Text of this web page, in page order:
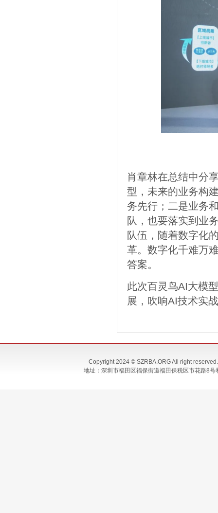
肖章林在总结中分
型，未来的业务构
务先行；二是业务
队，也要落实到业
队伍，随着数字化
革。数字化千难万
答案。
此次百灵鸟AI大模
展，吹响AI技术实
Copyright 2024 © SZRBA.ORG All right
地址：深圳市福田区福保街道福田保税区市花路8